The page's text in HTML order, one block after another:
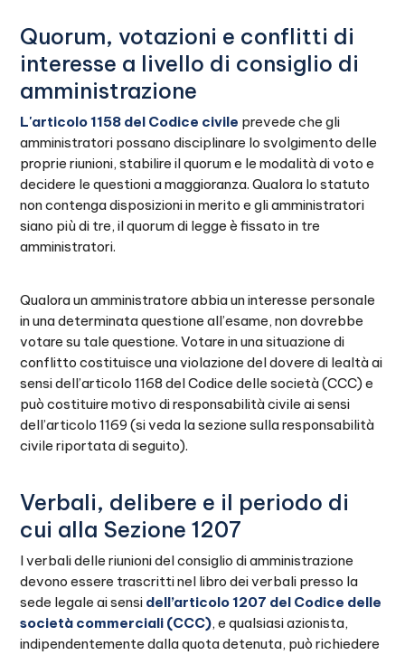
Quorum, votazioni e conflitti di
interesse a livello di consiglio di
amministrazione
L'articolo 1158 del Codice civile prevede che gli
amministratori possano disciplinare lo svolgimento delle
proprie riunioni, stabilire il quorum e le modalità di voto e
decidere le questioni a maggioranza. Qualora lo statuto
non contenga disposizioni in merito e gli amministratori
siano più di tre, il quorum di legge è fissato in tre
amministratori.
Qualora un amministratore abbia un interesse personale
in una determinata questione all’esame, non dovrebbe
votare su tale questione. Votare in una situazione di
conflitto costituisce una violazione del dovere di lealtà ai
sensi dell’articolo 1168 del Codice delle società (CCC) e
può costituire motivo di responsabilità civile ai sensi
dell’articolo 1169 (si veda la sezione sulla responsabilità
civile riportata di seguito).
Verbali, delibere e il periodo di
cui alla Sezione 1207
I verbali delle riunioni del consiglio di amministrazione
devono essere trascritti nel libro dei verbali presso la
sede legale ai sensi dell’articolo 1207 del Codice delle
società commerciali (CCC), e qualsiasi azionista,
indipendentemente dalla quota detenuta, può richiedere